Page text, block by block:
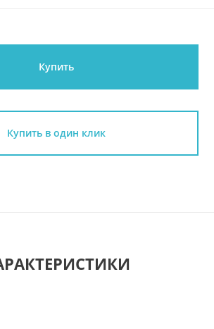
Купить
Купить в один клик